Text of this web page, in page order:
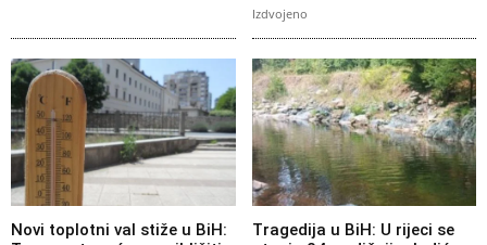
Izdvojeno
Novi toplotni val stiže u BiH:
Tragedija u BiH: U rijeci se